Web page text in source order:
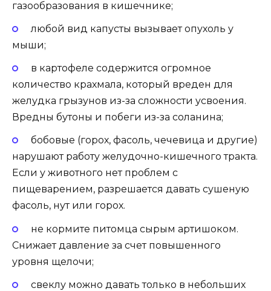
газообразования в кишечнике;
любой вид капусты вызывает опухоль у
мыши;
в картофеле содержится огромное
количество крахмала, который вреден для
желудка грызунов из-за сложности усвоения.
Вредны бутоны и побеги из-за соланина;
бобовые (горох, фасоль, чечевица и другие)
нарушают работу желудочно-кишечного тракта.
Если у животного нет проблем с
пищеварением, разрешается давать сушеную
фасоль, нут или горох.
не кормите питомца сырым артишоком.
Снижает давление за счет повышенного
уровня щелочи;
свеклу можно давать только в небольших